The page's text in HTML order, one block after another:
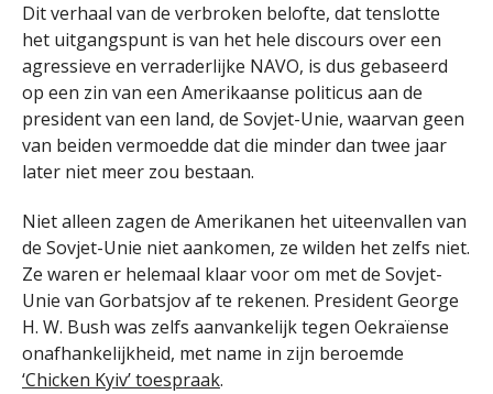
Dit verhaal van de verbroken belofte, dat tenslotte
het uitgangspunt is van het hele discours over een
agressieve en verraderlijke NAVO, is dus gebaseerd
op een zin van een Amerikaanse politicus aan de
president van een land, de Sovjet-Unie, waarvan geen
van beiden vermoedde dat die minder dan twee jaar
later niet meer zou bestaan.
Niet alleen zagen de Amerikanen het uiteenvallen van
de Sovjet-Unie niet aankomen, ze wilden het zelfs niet.
Ze waren er helemaal klaar voor om met de Sovjet-
Unie van Gorbatsjov af te rekenen. President George
H. W. Bush was zelfs aanvankelijk tegen Oekraïense
onafhankelijkheid, met name in zijn beroemde
‘Chicken Kyiv’ toespraak.